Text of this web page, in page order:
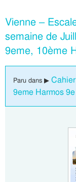
Vienne –
semaine de
9eme, 10ème
Paru dans ▶
9eme Harmos